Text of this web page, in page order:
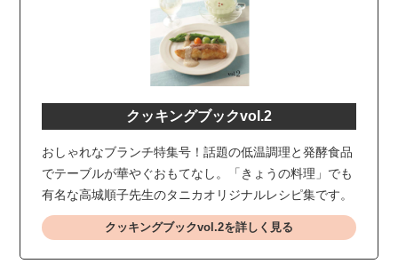
クッキングブックvol.2
おしゃれなブランチ特集号！話題の低温調理と発酵食品
でテーブルが華やぐおもてなし。「きょうの料理」でも
有名な高城順子先生のタニカオリジナルレシピ集です。
クッキングブックvol.2を詳しく見る